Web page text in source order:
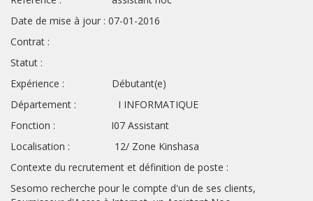
Date de mise à jour : 07-01-2016
Contrat :
Statut :
Expérience : Débutant(e)
Département : I INFORMATIQUE
Fonction : I07 Assistant
Localisation : 12/ Zone Kinshasa
Contexte du recrutement et définition de poste :
Sesomo recherche pour le compte d'un de ses clients,